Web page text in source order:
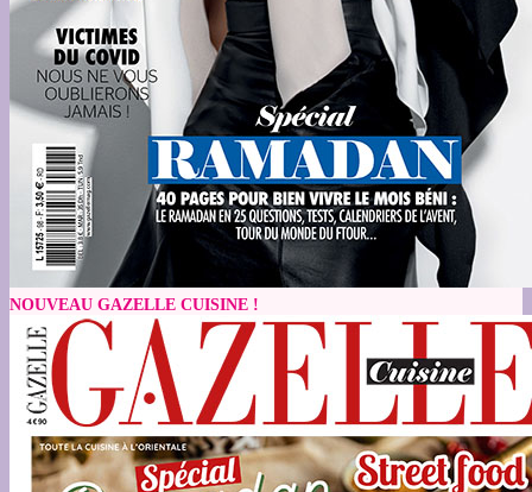
NOUVEAU GAZELLE CUISINE !